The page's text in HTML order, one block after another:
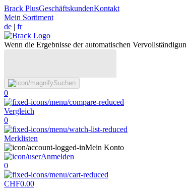
Brack PlusGeschäftskundenKontakt
Mein Sortiment
de | fr
Wenn die Ergebnisse der automatischen
Suchen
0
Vergleich
0
Merklisten
Mein Konto
Anmelden
0
CHF0.00